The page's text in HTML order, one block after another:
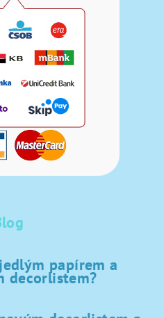
papírem a
decorlistem?